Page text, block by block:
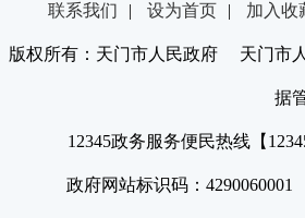
联系我们 | 设为首页 | 加入收
版权所有：天门市人民政府 天门市
据
12345政务服务便民热线【
政府网站标识码：